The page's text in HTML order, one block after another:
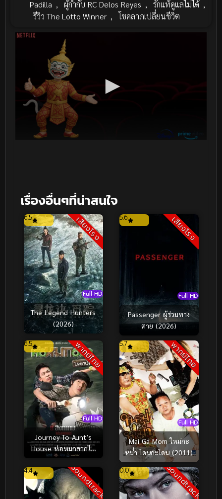
Padilla , ผู้กำกับ RC Delos Reyes , รักแท้ดูแลไม่ได้ ,
รีวิว The Lotto Winner , โชคลาภเปลี่ยนชีวิต
เรื่องอื่นๆที่น่าสนใจ
เสียงโรง
Full HD
6.5
The Legend Hunters
(2026)
เสียงโรง
Full HD
5.6
Passenger ผู้ร่วมทาง
ตาย (2026)
พากย์ไทย
Full HD
6.5
Journey To Aunt’s
House ห่อหมกฮวกไป
พากย์ไทย
Full HD
5.7
Mai Ga Mom ใหม่กะ
หม่ำ โดนกะโดน (2011)
Soundtrack
4.4 Soundtrack
0.0